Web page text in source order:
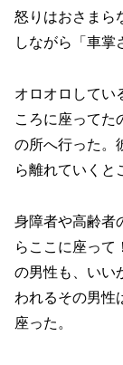
怒りはおさまら
しながら「車掌
オロオロしてい
ころに座ってた
の所へ行った。
ら離れていくと
身障者や高齢者
らここに座って
の男性も、いい
われるその男性
座った。